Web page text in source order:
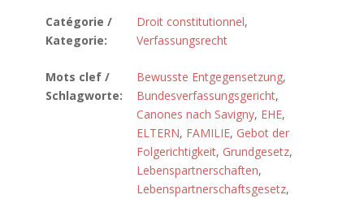
Catégorie /
Kategorie:
Droit constitutionnel,
Verfassungsrecht
Mots clef /
Schlagworte:
Bewusste Entgegensetzung,
Bundesverfassungsgericht,
Canones nach Savigny, EHE,
ELTERN, FAMILIE, Gebot der
Folgerichtigkeit, Grundgesetz,
Lebenspartnerschaften,
Lebenspartnerschaftsgesetz,